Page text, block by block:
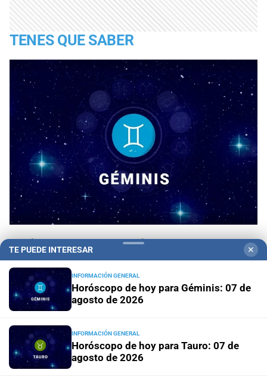
TENES QUE SABER
Horóscopo de hoy para Géminis: 07 de agosto
de 2026
Horóscopo de hoy para Tauro:
07 de agosto de 2026
TE PUEDE INTERESAR ✕
INFORMACIÓN GENERAL
Horóscopo de hoy para Géminis: 07 de
agosto de 2026
INFORMACIÓN GENERAL
Horóscopo de hoy para Tauro: 07 de
agosto de 2026